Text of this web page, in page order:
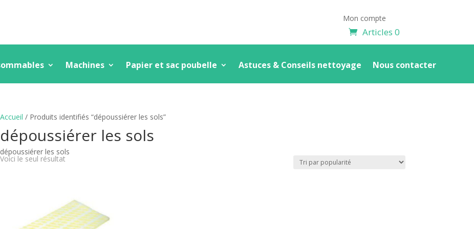
Mon compte
Articles 0
Machines Papier et sac poubelle Astuces & Conseils nettoyage Nous contacter
Accueil / Produits identifiés “dépoussiérer les sols”
dépoussiérer les sols
dépoussiérer les sols
Voici le seul résultat